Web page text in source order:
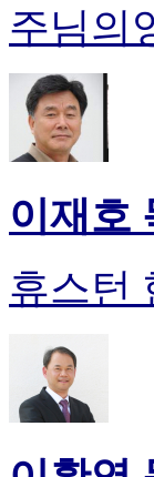
주님의
이재호
휴스턴